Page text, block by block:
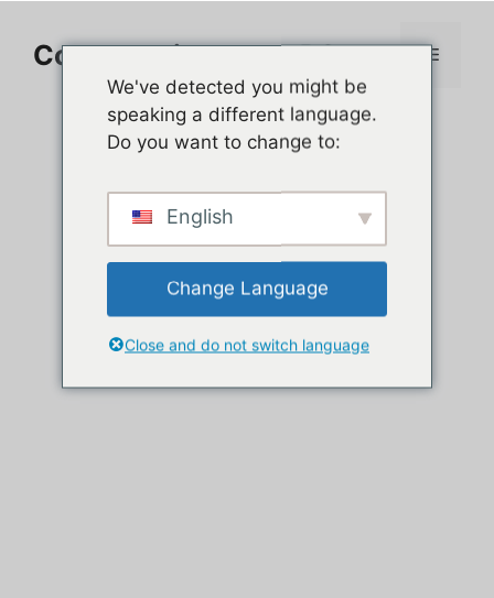
contenuComment jouer sur PC Menu
We've detected you might be
speaking a different language.
Do you want to change to:
English
Change Language
Close and do not switch language